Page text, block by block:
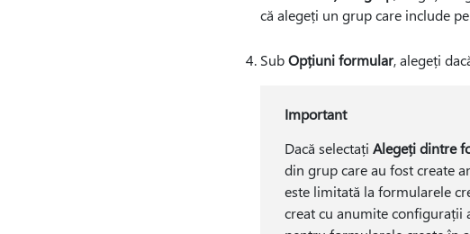
că alegeți un grup care include
SubOpțiuni formular, alegeți
Important
Dacă selectațiAlegeți dintre
din grup care au fost create
este limitată la formularele
creat cu anumite configurații